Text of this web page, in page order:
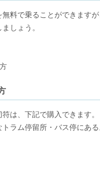
料で乗ることができます
しょう。
は、下記で購入できます。
ラム停留所・バス停にあ